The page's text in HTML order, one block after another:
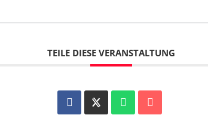
TEILE DIESE VERANSTALTUNG